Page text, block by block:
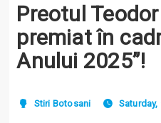
Preotul
premiat în
Anului 2025”!
Stiri Botosani Saturday,